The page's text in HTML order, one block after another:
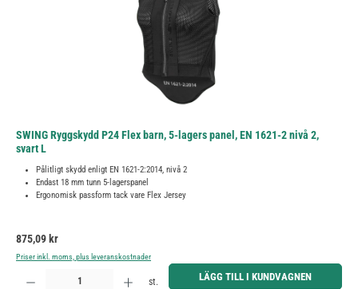
SWING Ryggskydd P24 Flex barn, 5-lagers panel, EN 1621-2 nivå 2,
svart L
Pålitligt skydd enligt EN 1621-2:2014, nivå 2
Endast 18 mm tunn 5-lagerspanel
Ergonomisk passform tack vare Flex Jersey
Ordinarie pris:
875,09 kr
Priser inkl. moms, plus leveranskostnader
Produktkvantitet: Ange önskat belopp eller använd knapparna för att öka eller minska kvantiteten.
st. LÄGG TILL I KUNDVAGNEN